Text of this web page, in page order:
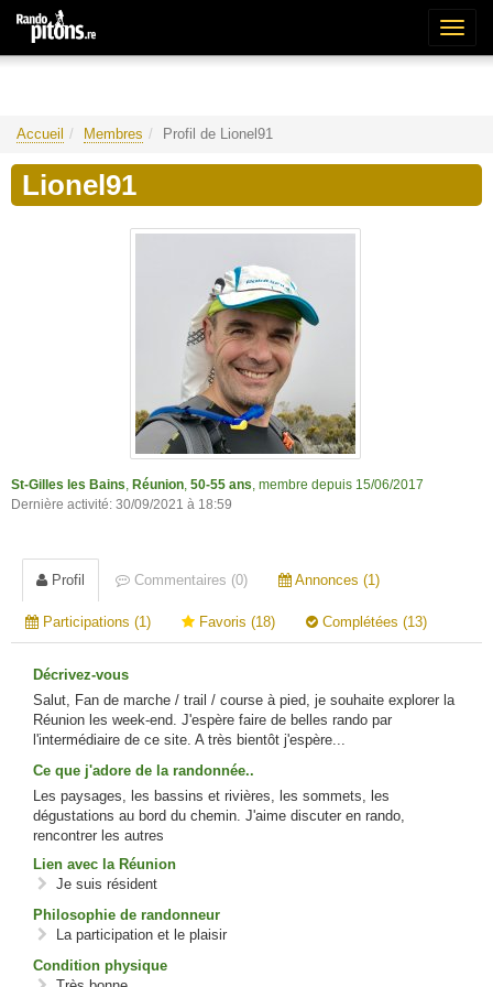
Accueil Membres Profil de Lionel91
Lionel91
St-Gilles les Bains Réunion 50-55 ans , membre depuis 15/06/2017
Dernière activité: 30/09/2021 à 18:59
Profil Commentaires (0) Annonces (1)
Participations (1) Favoris (18) Complétées (13)
Décrivez-vous
Salut, Fan de marche / trail / course à pied, je souhaite explorer la
Réunion les week-end. J'espère faire de belles rando par
l'intermédiaire de ce site. A très bientôt j'espère...
Ce que j'adore de la randonnée..
Les paysages, les bassins et rivières, les sommets, les
dégustations au bord du chemin. J'aime discuter en rando,
rencontrer les autres
Lien avec la Réunion
Je suis résident
Philosophie de randonneur
La participation et le plaisir
Condition physique